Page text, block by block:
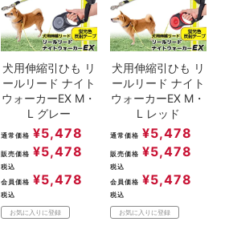
犬用伸縮引ひも リ
ールリード ナイト
ウォーカーEX M・
L グレー
通常価格 ¥5,478
販売価格 ¥5,478
税込
会員価格 ¥5,478
税込
お気に入りに登録
犬用伸縮引ひも リ
ールリード ナイト
ウォーカーEX M・
L レッド
通常価格 ¥5,478
販売価格 ¥5,478
税込
会員価格 ¥5,478
税込
お気に入りに登録